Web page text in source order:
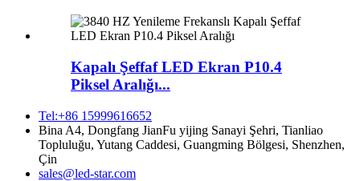
Kapalı Şeffaf LED Ekran P10.4
Piksel Aralığı...
Tel:+86 15999616652
Bina A4, Dongfang JianFu yijing Sanayi Şehri, Tianliao
Topluluğu, Yutang Caddesi, Guangming Bölgesi, Shenzhen,
Çin
sales@led-star.com